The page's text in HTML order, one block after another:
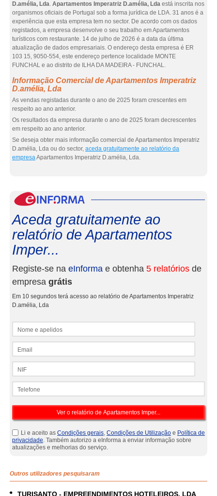
D.amélia, Lda. Apartamentos Imperatriz D.amélia, Lda está inscrita nos
organismos oficiais de Portugal sob a forma jurídica de LDA. 31 anos é a
experiência que esta empresa tem no sector. De acordo com os dados
registados, a empresa desenvolve o seu trabalho em Apartamentos
turísticos com restaurante. 14 de julho de 2026 é a data da última
atualização de dados empresariais. O endereço desta empresa é ER
103 15, 9050-554, este endereço pertence localidade MONTE
FUNCHAL e ao distrito de ILHA DA MADEIRA - FUNCHAL.
Informação Comercial de Apartamentos Imperatriz
D.amélia, Lda
As vendas registadas durante o ano de 2025 foram crescentes em
respeito ao ano anterior.
Os resultados da empresa durante o ano de 2025 foram decrescentes
em respeito ao ano anterior.
Se deseja obter mais informação comercial de Apartamentos Imperatriz
D.amélia, Lda ou do sector, aceda gratuitamente ao relatório da
empresaApartamentos Imperatriz D.amélia, Lda.
Aceda gratuitamente ao
relatório de Apartamentos
Imper...
Registe-se na eInforma e obtenha 5 relatórios de
empresa grátis
Em 10 segundos terá acesso ao relatório de Apartamentos Imperatriz
D.amélia, Lda
Li e aceito as Condições gerais, Condições de Utilização e Política de
privacidade. Também autorizo a eInforma a enviar informação sobre
atualizações e melhorias do serviço.
Outros utilizadores pesquisaram
TURISANTO - EMPREENDIMENTOS HOTELEIROS, LDA